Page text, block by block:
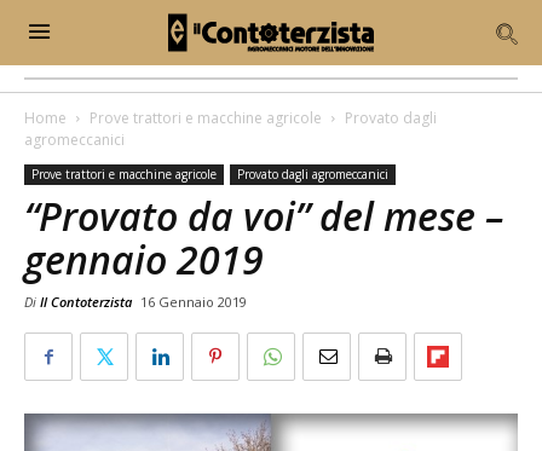
Home Prove trattori e macchine agricole
Provato dagli
agromeccanici
Prove trattori e macchine agricole Provato dagli agromeccanici
“Provato da voi” del mese –
gennaio 2019
Di Il Contoterzista 16 Gennaio 2019